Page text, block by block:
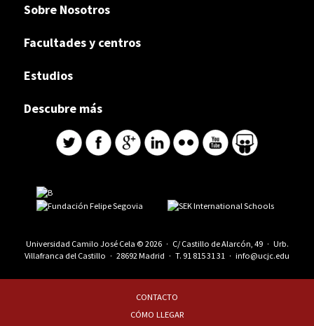
Sobre Nosotros
Facultades y centros
Estudios
Descubre más
Universidad Camilo José Cela © 2026 · C/ Castillo de Alarcón, 49 · Urb.
Villafranca del Castillo · 28692 Madrid · T. 91 815 31 31 · info@ucjc.edu
CONTACTO
CÓMO LLEGAR